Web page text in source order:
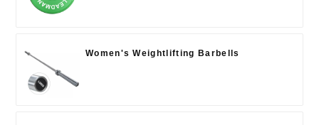
Women's Weightlifting Barbells